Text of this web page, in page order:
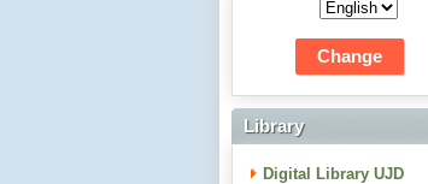
Library
Digital Library UJD